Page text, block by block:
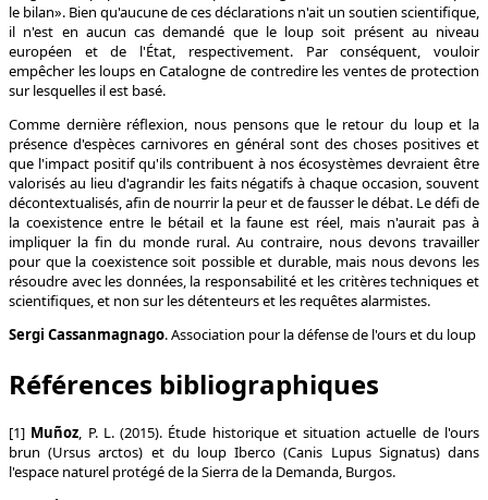
le bilan». Bien qu'aucune de ces déclarations n'ait un soutien scientifique,
il n'est en aucun cas demandé que le loup soit présent au niveau
européen et de l'État, respectivement. Par conséquent, vouloir
empêcher les loups en Catalogne de contredire les ventes de protection
sur lesquelles il est basé.
Comme dernière réflexion, nous pensons que le retour du loup et la
présence d'espèces carnivores en général sont des choses positives et
que l'impact positif qu'ils contribuent à nos écosystèmes devraient être
valorisés au lieu d'agrandir les faits négatifs à chaque occasion, souvent
décontextualisés, afin de nourrir la peur et de fausser le débat. Le défi de
la coexistence entre le bétail et la faune est réel, mais n'aurait pas à
impliquer la fin du monde rural. Au contraire, nous devons travailler
pour que la coexistence soit possible et durable, mais nous devons les
résoudre avec les données, la responsabilité et les critères techniques et
scientifiques, et non sur les détenteurs et les requêtes alarmistes.
Sergi Cassanmagnago. Association pour la défense de l'ours et du loup
Références bibliographiques
[1] Muñoz, P. L. (2015). Étude historique et situation actuelle de l'ours
brun (Ursus arctos) et du loup Iberco (Canis Lupus Signatus) dans
l'espace naturel protégé de la Sierra de la Demanda, Burgos.